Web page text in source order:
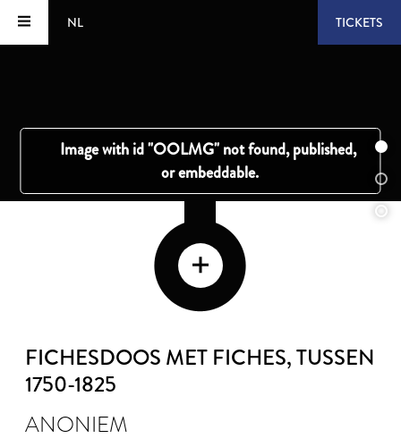
NL TICKETS
FICHESDOOS MET FICHES, TUSSEN
1750-1825
ANONIEM